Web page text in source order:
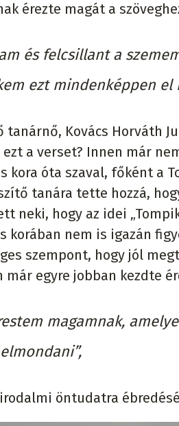
érezte magát a
és felcsillant a
ezt mindenképpen
tanárnő, Kovács Horváth
a verset? Innen már
kora óta szaval, főként a
tanára tette hozzá,
neki, hogy az idei
korában nem is igazán
szempont, hogy jól
már egyre jobban kezdte
magamnak,
öntudatra